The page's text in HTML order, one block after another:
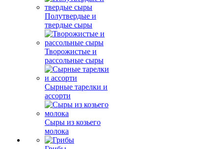
Полутвердые и
твердые сыры
Творожистые и
рассольные сыры
Сырные тарелки и
ассорти
Сыры из козьего
молока